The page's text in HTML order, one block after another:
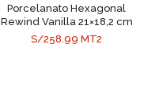
Porcelanato Hexagonal
Rewind Vanilla 21×18,2 cm
S/258.99 MT2